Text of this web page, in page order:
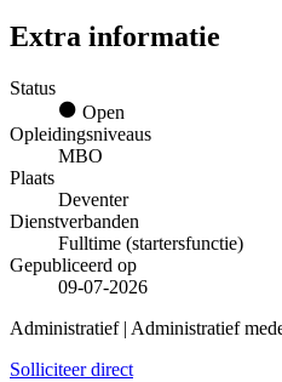
Extra informatie
Status
Open
Opleidingsniveaus
MBO
Plaats
Deventer
Dienstverbanden
Fulltime (startersfunctie)
Gepubliceerd op
09-07-2026
Administratief | Administratief
Solliciteer direct